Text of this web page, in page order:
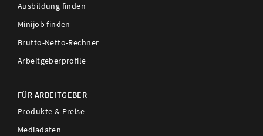
Ausbildung finden
Minijob finden
Brutto-Netto-Rechner
Arbeitgeberprofile
FÜR ARBEITGEBER
Produkte & Preise
Mediadaten